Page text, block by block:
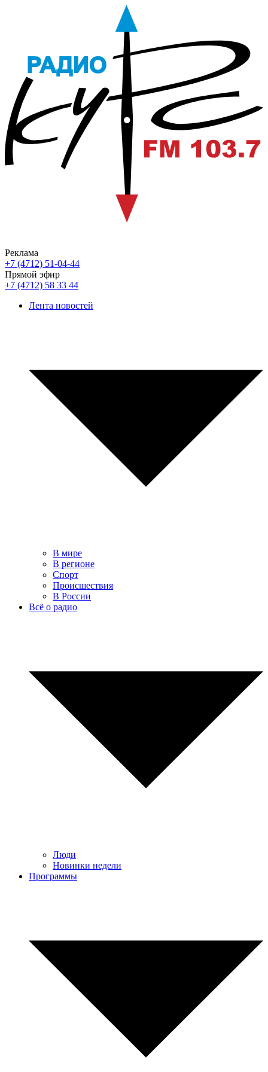
Реклама
+7 (4712) 51-04-44
Прямой эфир
+7 (4712) 58 33 44
Лента новостей
В мире
В регионе
Спорт
Происшествия
В России
Всё о радио
Люди
Новинки недели
Программы